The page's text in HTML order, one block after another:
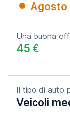
Agosto
Una buona
45 €
Il tipo di auto
Veicoli